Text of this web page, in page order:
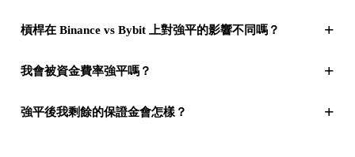
槓桿在 Binance vs Bybit 上對強平的影響不同嗎？ +
我會被資金費率強平嗎？ +
強平後我剩餘的保證金會怎樣？ +